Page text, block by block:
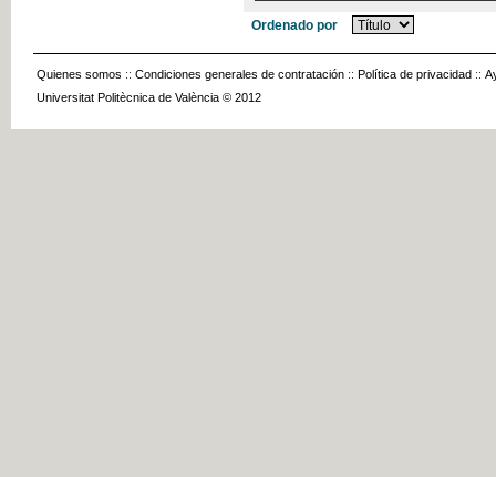
Ordenado por
Quienes somos :: Condiciones generales de contratación :: Política de privacidad ::
Universitat Politècnica de València © 2012